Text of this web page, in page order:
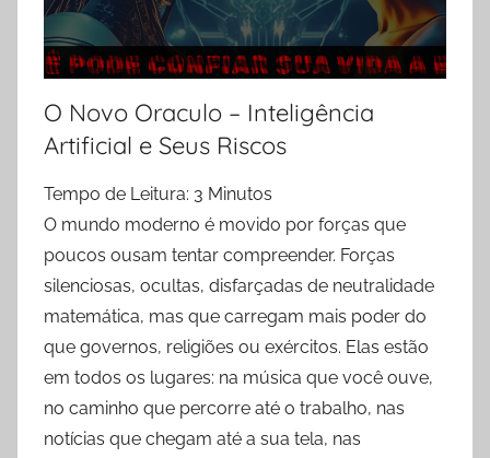
r
o
s
a
t
r
i
a
i
s
O Novo Oraculo – Inteligência
Artificial e Seus Riscos
Tempo de Leitura: 3 Minutos
O mundo moderno é movido por forças que
poucos ousam tentar compreender. Forças
silenciosas, ocultas, disfarçadas de neutralidade
matemática, mas que carregam mais poder do
que governos, religiões ou exércitos. Elas estão
em todos os lugares: na música que você ouve,
no caminho que percorre até o trabalho, nas
notícias que chegam até a sua tela, nas